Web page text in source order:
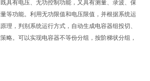
具有电压、无功控制功能，又具有测量、录波、保
等功能。利用无功限值和电压限值，并根据系统运
理，判别系统运行方式，自动生成电容器组投切、
略。可以实现电容器不等份分组，按阶梯状分组，